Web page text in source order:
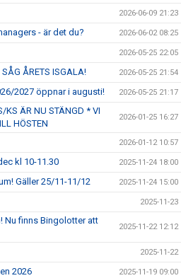
2026-06-09 21:23
- är det du? 2026-06-02 08:25
2026-05-25 22:05
ÅRETS ISGALA! 2026-05-25 21:54
2027 öppnar i augusti! 2026-05-25 21:17
KS ÄR NU STÄNGD * VI
HÖSTEN
2026-01-25 16:27
2026-01-12 10:57
kl 10-11.30 2025-11-24 18:00
Gäller 25/11-11/12 2025-11-24 15:00
2025-11-23
Nu finns Bingolotter att
2025-11-22 12:12
2025-11-22
2026 2025-11-19 09:00